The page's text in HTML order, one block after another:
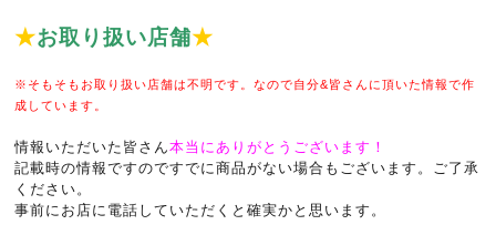
★お取り扱い店舗★
※そもそもお取り扱い店舗は不明です。なので自分&皆さんに頂いた情報で作
成しています。
情報いただいた皆さん本当にありがとうございます！
記載時の情報ですのですでに商品がない場合もございます。 ご了承
ください。
事前にお店に電話していただくと確実かと思います。